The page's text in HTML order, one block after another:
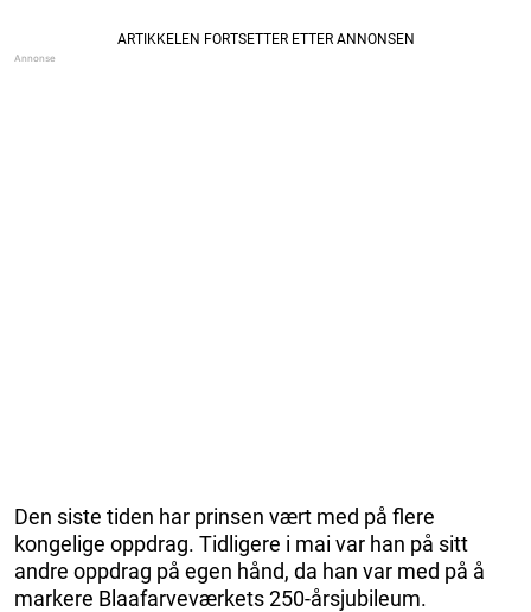
Den siste tiden har prinsen vært med på flere
kongelige oppdrag. Tidligere i mai var han på sitt
andre oppdrag på egen hånd, da han var med på å
markere Blaafarveværkets 250-årsjubileum.